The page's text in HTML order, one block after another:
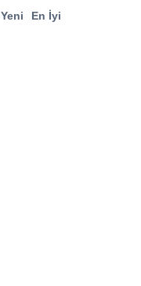
Yeni En İyi